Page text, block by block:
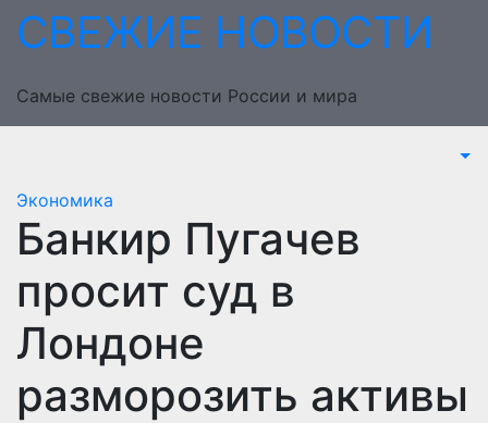
Перейти
СВЕЖИЕ НОВОСТИ
Самые свежие новости России и мира
Экономика
Банкир Пугачев
просит суд в
Лондоне
разморозить активы